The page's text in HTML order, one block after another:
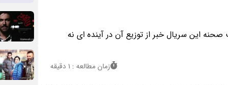
این سریال خبر از توزیع آن در آینده ای نه
زمان مطالعه : 1 دقیقه